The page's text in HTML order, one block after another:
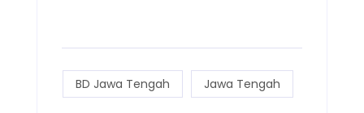
BD Jawa Tengah Jawa Tengah